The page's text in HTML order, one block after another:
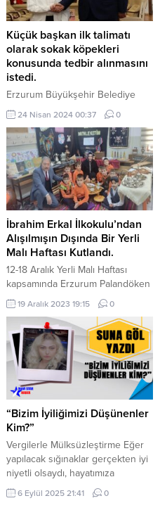
Küçük başkan ilk talimatı
olarak sokak köpekleri
konusunda tedbir alınmasını
istedi.
Erzurum Büyükşehir Belediye
Başkanı Mehmet Sekmen, 23
Nisan ulusal Egemenlik ve Çocuk
Bayramı’nda koltuğunu Türkiye
Odalar ve Borsalar Birliği İlkokulu
4. Sınıf Öğrencisi Nisa Tahtacı’ya
devretti. Küçük başkan ilk talimatı
olarak sokak köpekleri
konusunda tedbir alınmasını
istedi. 23 Nisan ulusal Egemenlik
ve Çocuk Bayramı
dolayısıyla Erzurum Büyükşehir
Belediye başkanlığı koltuğuna
oturan 4. Sınıf...
24 Nisan 2024 00:37 0
İbrahim Erkal İlkokulu’ndan
Alışılmışın Dışında Bir Yerli
Malı Haftası Kutlandı.
12-18 Aralık Yerli Malı Haftası
kapsamında Erzurum Palandöken
İlçesin de bulunan İbrahim Erkal
İlkokulu’nda 2-A sınıf öğretmeni
Sibel Ekmekçi tarafından başarılı
bir şekilde yöresel ürünlerin
sergilendiği alışılmışın dışında bir
yerli malı yapıldı. Açılış
konuşmasını yapan İlkokul
Müdürü Orhan Duymuş, “Alışık
olduğumuz kutlamaların aksine
öğrencilerimizde ve çevremizde
yerli fikri oluşması için...
19 Aralık 2023 19:15 0
“Bizim İyiliğimizi Düşünenler
Kim?”
Vergilerle Mülksüzleştirme Eğer
yapılacak sığınaklar gerçekten iyi
niyetli olsaydı, hayatımıza
güzellikler vadetselerdi bugün
emlak vergisi tavan yapmazdı. Şu
6 Eylül 2025 21:41 0